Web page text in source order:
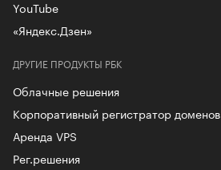
ДРУГИЕ ПРОДУКТЫ РБК
Облачные решения
Корпоративный регистратор доменов
Аренда VPS
Рег.решения
YouTube
«Яндекс.Дзен»